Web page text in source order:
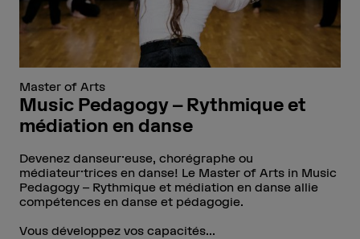
Master of Arts
Music Pedagogy – Rythmique et
médiation en danse
Devenez danseur·euse, chorégraphe ou
médiateur·trices en danse! Le Master of Arts in Music
Pedagogy – Rythmique et médiation en danse allie
compétences en danse et pédagogie.
Vous développez vos capacités...